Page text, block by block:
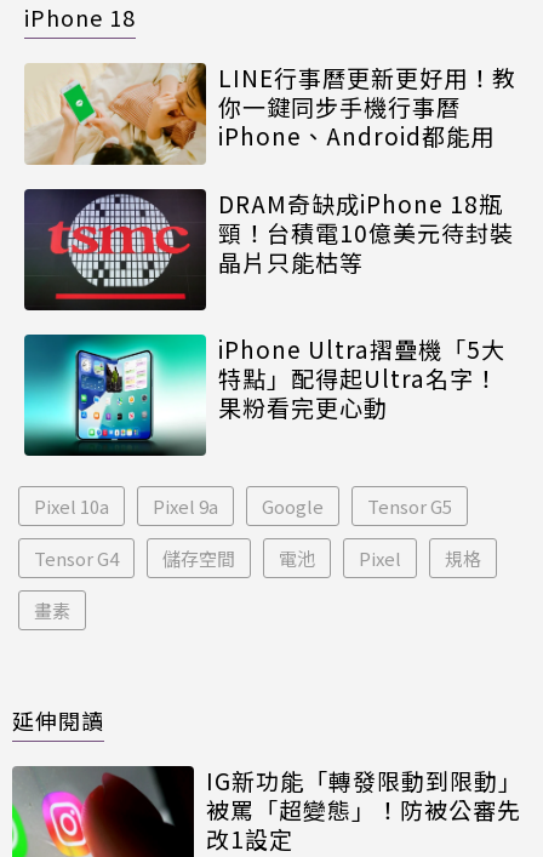
iPhone 18
LINE行事曆更新更好用！教
你一鍵同步手機行事曆
iPhone、Android都能用
DRAM奇缺成iPhone 18瓶
頸！台積電10億美元待封裝
晶片只能枯等
iPhone Ultra摺疊機「5大
特點」配得起Ultra名字！
果粉看完更心動
Pixel 10a Pixel 9a Google Tensor G5
Tensor G4 儲存空間 電池 Pixel 規格
畫素
延伸閱讀
IG新功能「轉發限動到限動」
被罵「超變態」！防被公審先
改1設定